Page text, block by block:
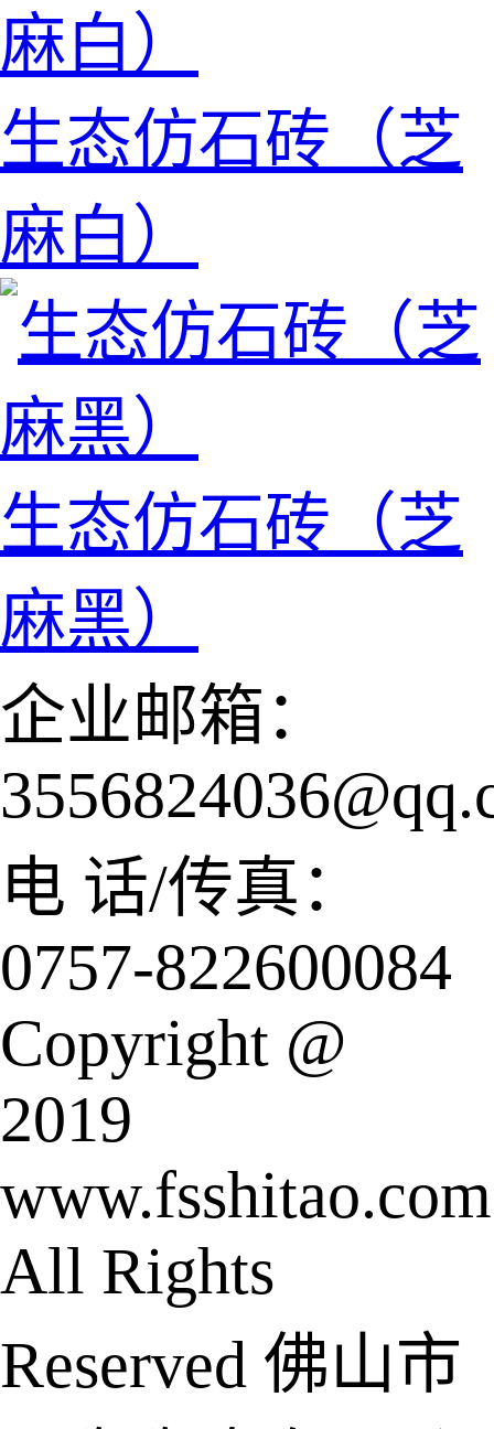
生态仿石砖（芝
麻白）
生态仿石砖（芝
麻黑）
企业邮箱：
电 话/传真：
0757-822600084
Copyright @
2019
www.fsshitao.com
All Rights
Reserved 佛山市